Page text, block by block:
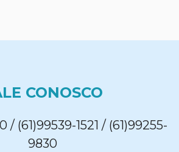
CONOSCO
/ (61)99539-1521 / (61)99255-
9830